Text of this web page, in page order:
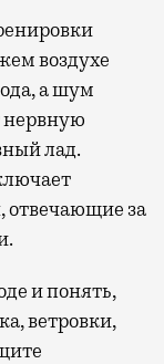
воздухе
а шум
нервную
лад.
за
и понять,
ветровки,